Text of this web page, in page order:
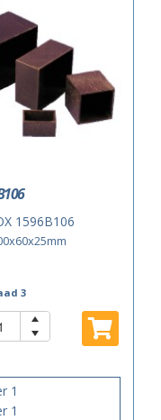
1596B106
3
1
1